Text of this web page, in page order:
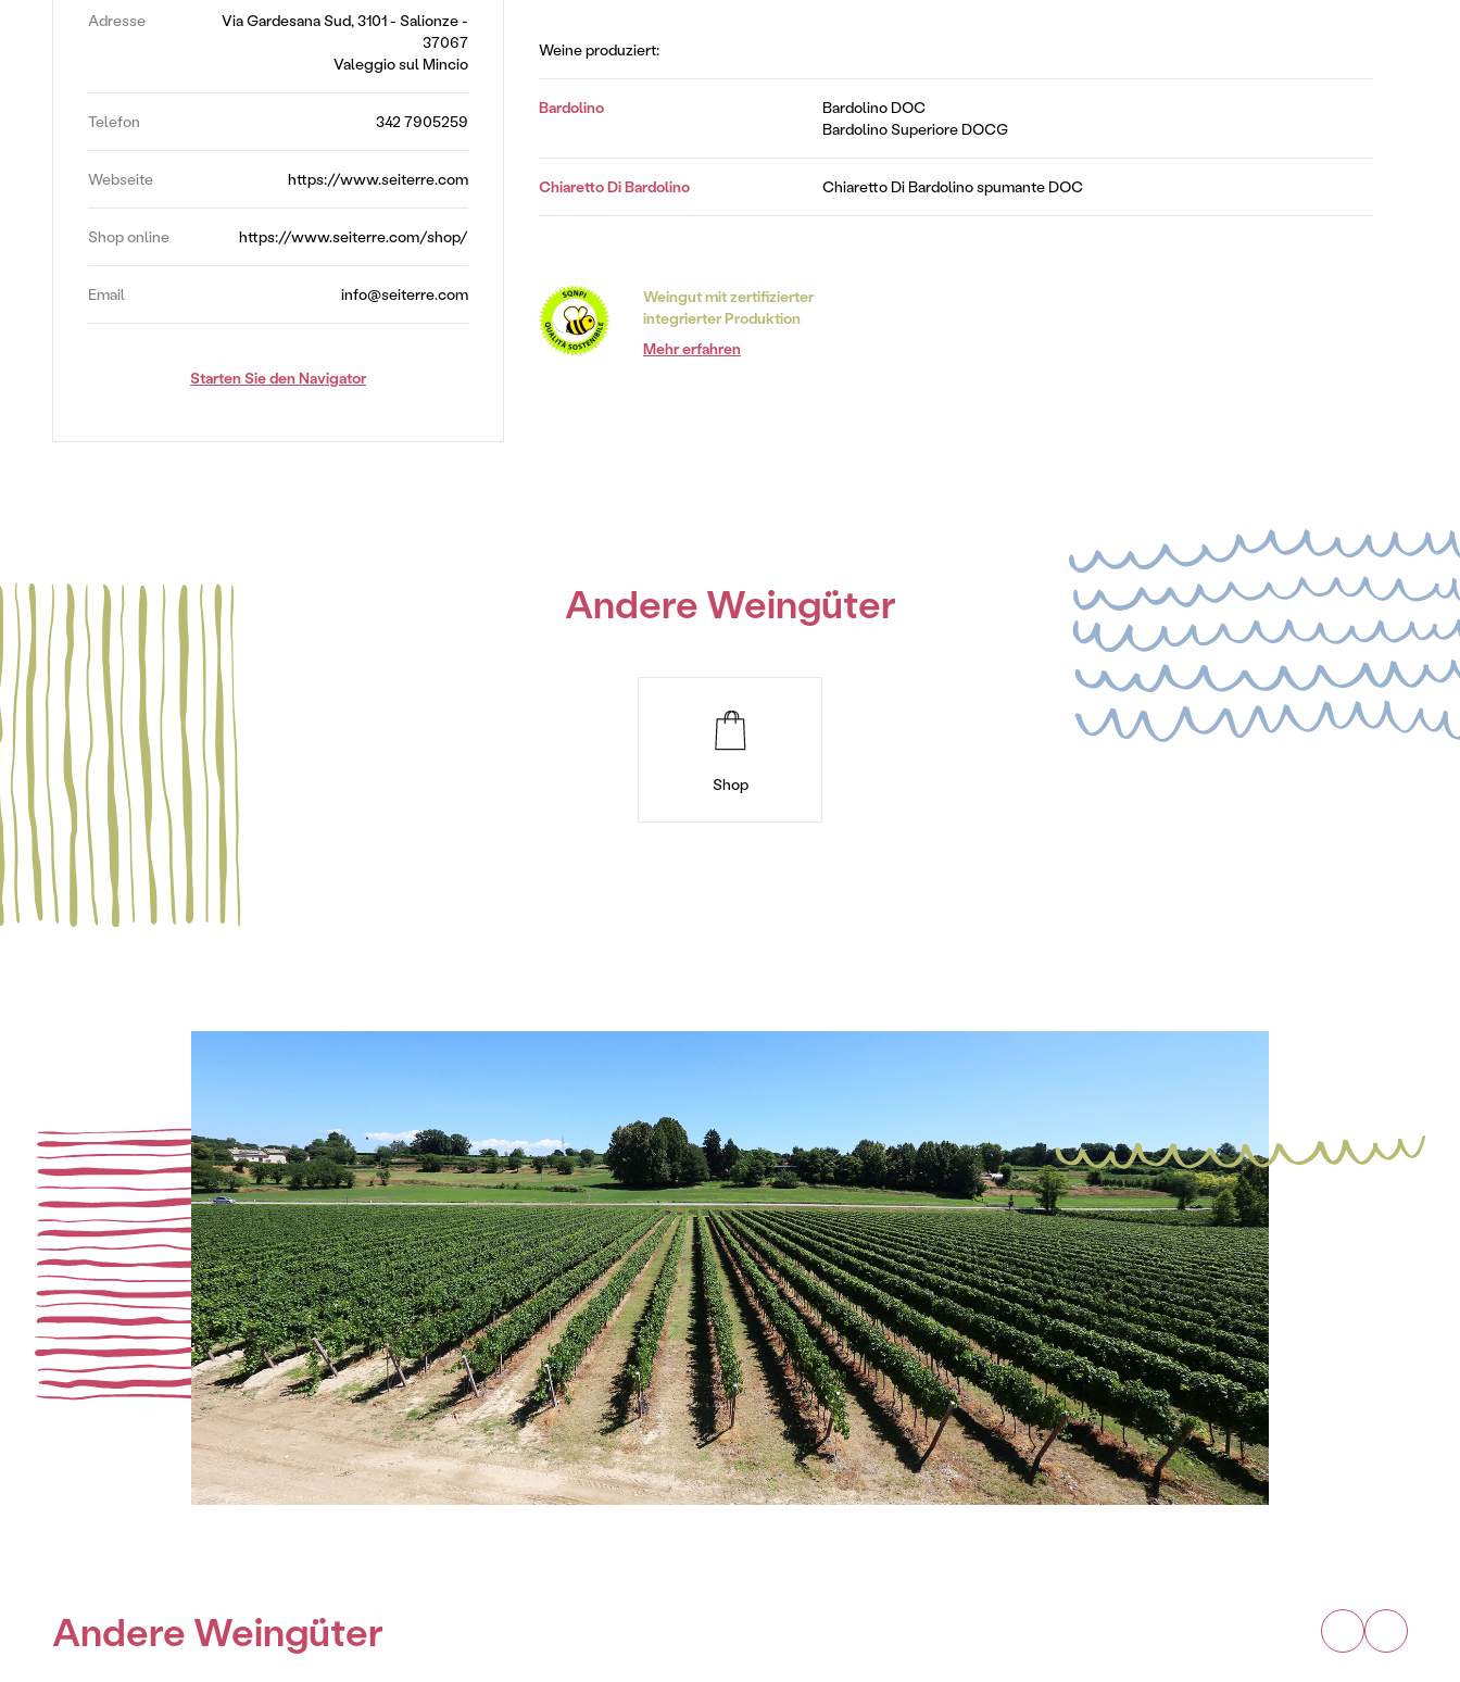
Adresse
Via Gardesana Sud, 3101 - Salionze -
37067
Valeggio sul Mincio
Telefon 342 7905259
Webseite https://www.seiterre.com
Shop online https://www.seiterre.com/shop/
Email info@seiterre.com
Starten Sie den Navigator
Weine produziert:
Bardolino
Bardolino DOC
Bardolino Superiore DOCG
Chiaretto Di Bardolino Chiaretto Di Bardolino spumante DOC
Weingut mit zertifizierter
integrierter Produktion
Mehr erfahren
Andere Weingüter
Shop
Andere Weingüter